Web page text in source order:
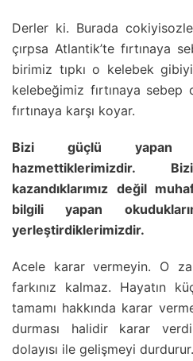
Derler ki. Burada
çırpsa Atlantik’te fırtınaya
birimiz tıpkı o kelebek
kelebeğimiz fırtınaya sebep
fırtınaya karşı koyar.
Bizi güçlü yapan
hazmettiklerimizdir.
kazandıklarımız değil
bilgili yapan
yerleştirdiklerimizdir.
Acele karar vermeyin. O
farkınız kalmaz. Hayatın
tamamı hakkında karar
durması halidir karar
dolayısı ile gelişmeyi durdurur.